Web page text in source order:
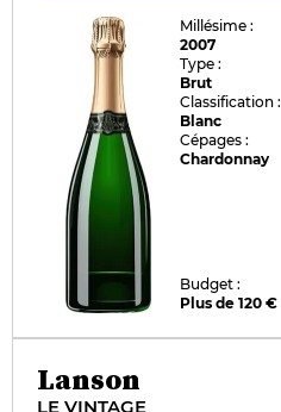
Millésime :
2007
Type :
Brut
Classification :
Blanc
Cépages :
Chardonnay
Budget :
Plus de 120 €
Lanson
LE VINTAGE